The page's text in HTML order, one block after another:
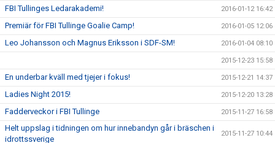
FBI Tullinges Ledarakademi! 2016-01-12 16:42
Premiär för FBI Tullinge Goalie Camp! 2016-01-05 12:06
Leo Johansson och Magnus Eriksson i SDF-SM! 2016-01-04 08:10
2015-12-23 15:58
En underbar kväll med tjejer i fokus! 2015-12-21 14:37
Ladies Night 2015! 2015-12-20 13:28
Fadderveckor i FBI Tullinge 2015-11-27 16:58
Helt uppslag i tidningen om hur innebandyn går i bräschen i
idrottssverige
2015-11-27 10:44